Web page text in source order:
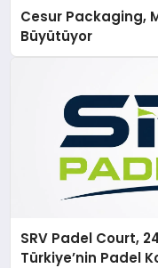
Cesur Packaging,
Büyütüyor
SRV Padel Court,
Türkiye’nin Padel